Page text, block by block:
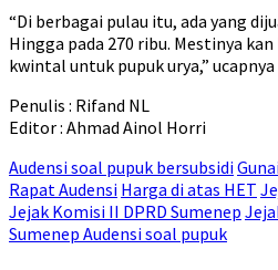
“Di berbagai pulau itu, ada yang
Hingga pada 270 ribu. Mestinya
kwintal untuk pupuk urya,” ucapnya
Penulis : Rifand NL
Editor : Ahmad Ainol Horri
Audensi soal pupuk bersubsidi
Rapat Audensi Harga di atas HET
Jejak Komisi II DPRD Sumenep
Sumenep Audensi soal pupuk